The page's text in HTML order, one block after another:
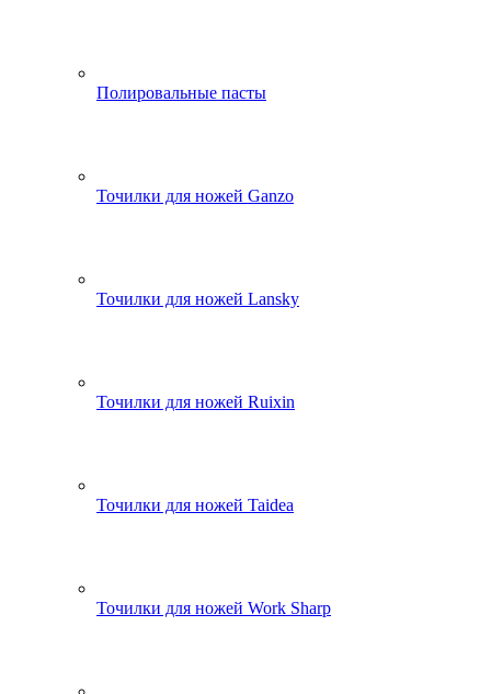
Полировальные пасты
Точилки для ножей Ganzo
Точилки для ножей Lansky
Точилки для ножей Ruixin
Точилки для ножей Taidea
Точилки для ножей Work Sharp